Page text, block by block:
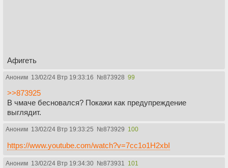
Афигеть
Аноним 13/02/24 Втр 19:33:16 №873928 99
>>873925
В чмаче бесновался? Покажи как предупреждение
выглядит.
Аноним 13/02/24 Втр 19:33:25 №873929 100
https://www.youtube.com/watch?v=7cc1o1H2xbI
Аноним 13/02/24 Втр 19:34:30 №873931 101